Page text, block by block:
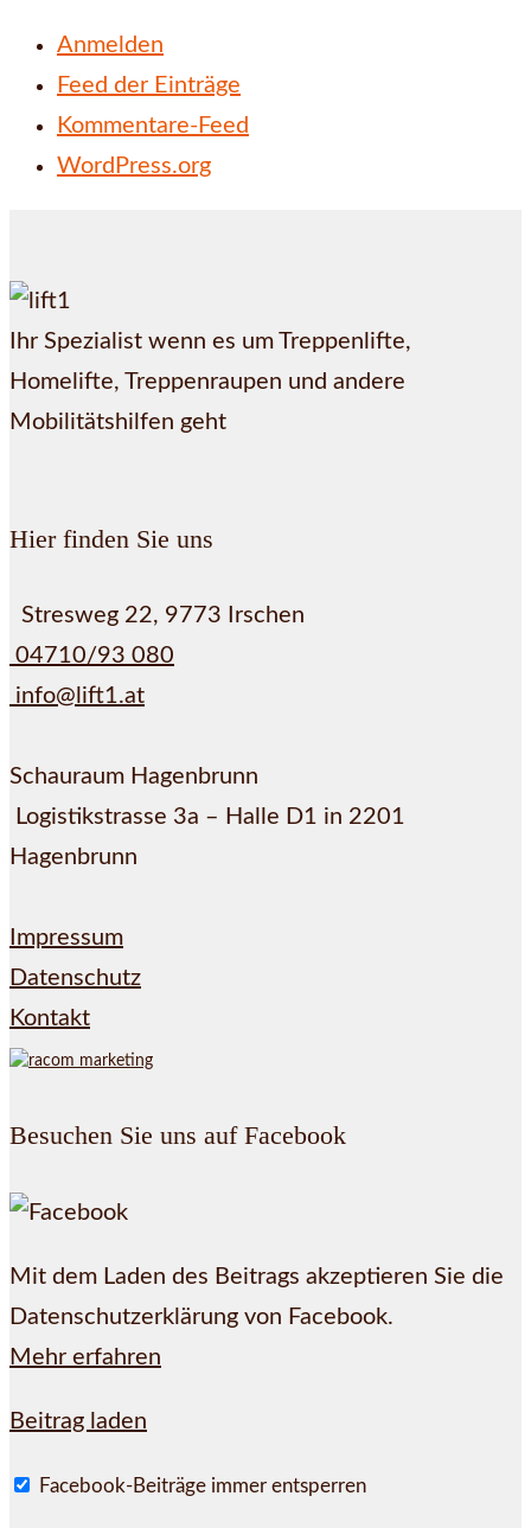
Anmelden
Feed der Einträge
Kommentare-Feed
WordPress.org
Ihr Spezialist wenn es um Treppenlifte,
Homelifte, Treppenraupen und andere
Mobilitätshilfen geht
Hier finden Sie uns
Stresweg 22, 9773 Irschen
04710/93 080
info@lift1.at
Schauraum Hagenbrunn
Logistikstrasse 3a – Halle D1 in 2201
Hagenbrunn
Impressum
Datenschutz
Kontakt
Besuchen Sie uns auf Facebook
Mit dem Laden des Beitrags akzeptieren Sie die
Datenschutzerklärung von Facebook.
Mehr erfahren
Beitrag laden
Facebook-Beiträge immer entsperren